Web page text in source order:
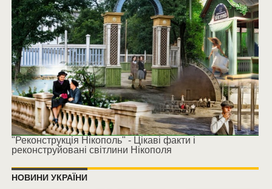
"Реконструкція Нікополь" - Цікаві факти і
реконструйовані світлини Нікополя
НОВИНИ УКРАЇНИ